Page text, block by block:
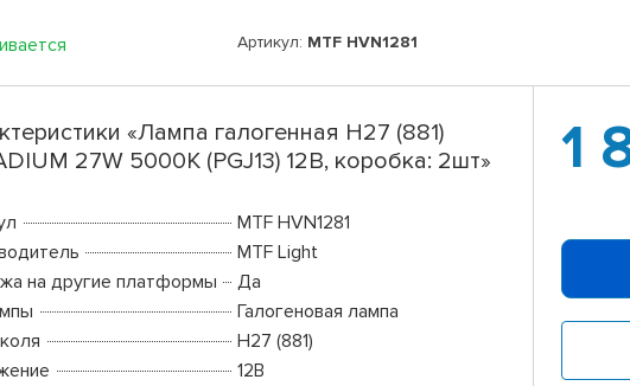
Артикул: MTF HVN1281
«Лампа галогенная H27 (881)
27W 5000K (PGJ13) 12В, коробка: 2шт»
MTF HVN1281
MTF Light
на другие платформы
Да
Галогеновая лампа
H27 (881)
12В
1